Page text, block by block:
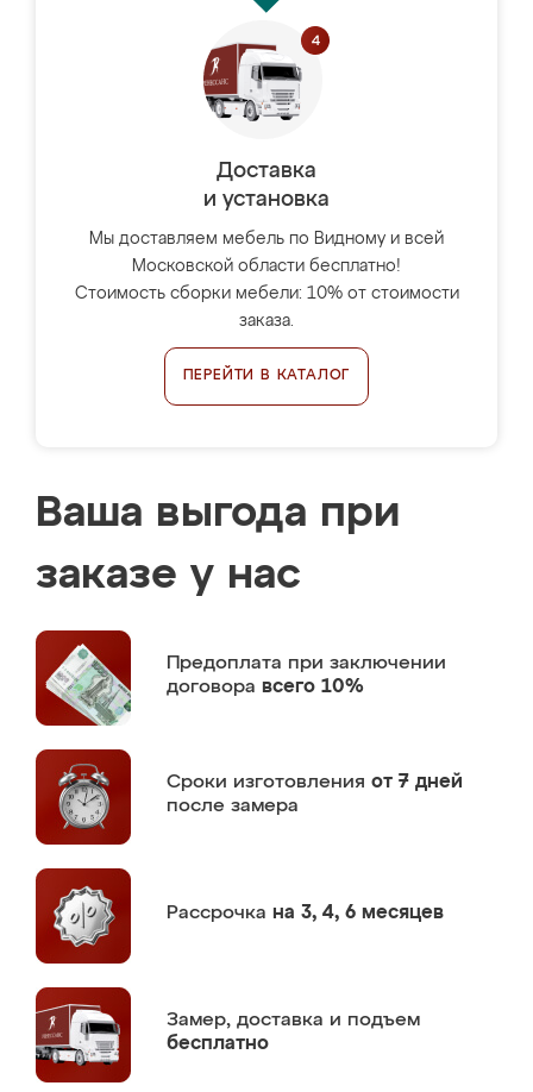
Доставка
и установка
Мы доставляем мебель по Видному и всей
Московской области бесплатно!
Стоимость сборки мебели: 10% от стоимости
заказа.
ПЕРЕЙТИ В КАТАЛОГ
Ваша выгода при
заказе у нас
Предоплата при заключении
договора всего 10%
Сроки изготовления от 7 дней
после замера
Рассрочка на 3, 4, 6 месяцев
Замер, доставка и подъем
бесплатно